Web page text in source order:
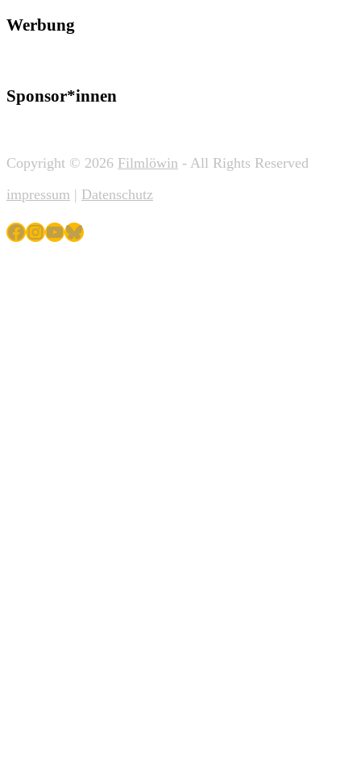
Werbung
Sponsor*innen
Copyright © 2026 Filmlöwin - All Rights Reserved
impressum | Datenschutz
Facebook
Instagram
YouTube
Bluesky